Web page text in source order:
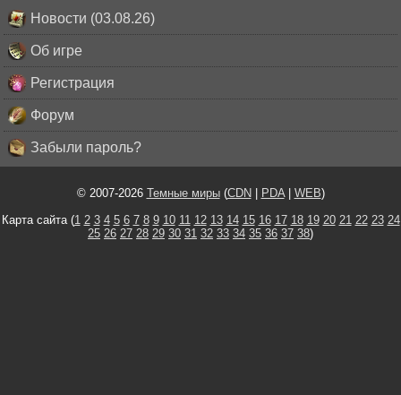
Новости (03.08.26)
Об игре
Регистрация
Форум
Забыли пароль?
© 2007-2026 Темные миры(CDN| PDA| WEB)
Карта сайта (1 2 3 4 5 6 7 8 9 10 11 12 13 14 15 16 17 18 19 20 21 22 23 24
25 26 27 28 29 30 31 32 33 34 35 36 37 38)